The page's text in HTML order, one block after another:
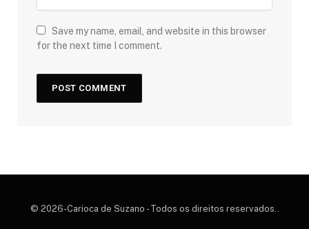
Save my name, email, and website in this browser
for the next time I comment.
© 2026-Carioca de Suzano - Todos os direitos reservados..